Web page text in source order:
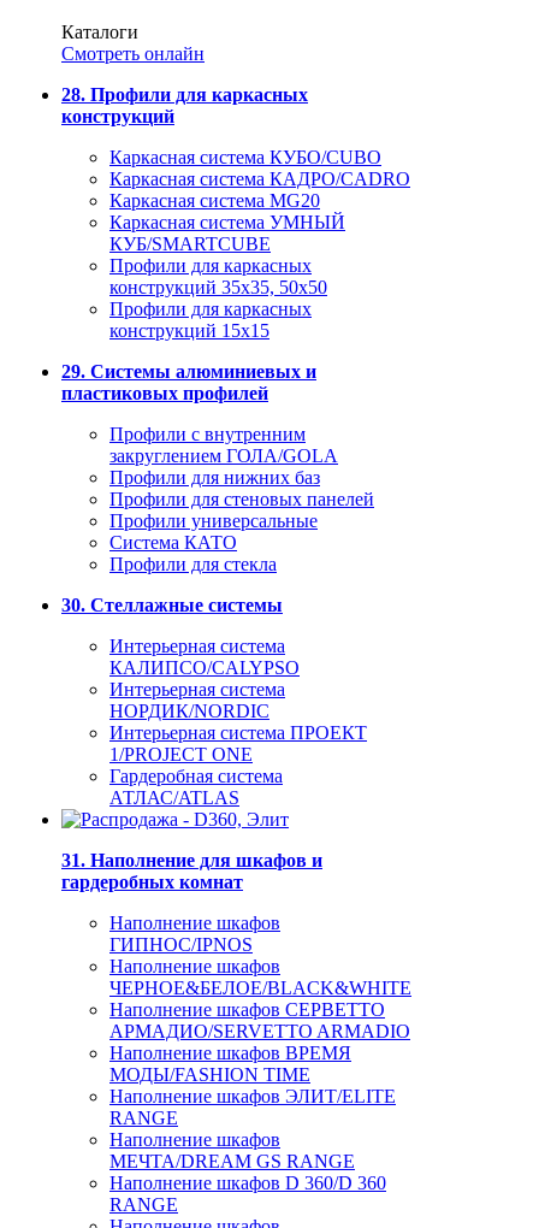
Каталоги
Смотреть онлайн
28. Профили для каркасных
конструкций
Каркасная система КУБО/CUBO
Каркасная система КАДРО/CADRO
Каркасная система MG20
Каркасная система УМНЫЙ
КУБ/SMARTCUBE
Профили для каркасных
конструкций 35x35, 50x50
Профили для каркасных
конструкций 15х15
29. Системы алюминиевых и
пластиковых профилей
Профили с внутренним
закруглением ГОЛА/GOLA
Профили для нижних баз
Профили для стеновых панелей
Профили универсальные
Система КАТО
Профили для стекла
30. Стеллажные системы
Интерьерная система
КАЛИПСО/CALYPSO
Интерьерная система
НОРДИК/NORDIC
Интерьерная система ПРОЕКТ
1/PROJECT ONE
Гардеробная система
АТЛАС/ATLAS
31. Наполнение для шкафов и
гардеробных комнат
Наполнение шкафов
ГИПНОС/IPNOS
Наполнение шкафов
ЧЕРНОЕ&БЕЛОЕ/BLACK&WHITE
Наполнение шкафов СЕРВЕТТО
АРМАДИО/SERVETTO ARMADIO
Наполнение шкафов ВРЕМЯ
МОДЫ/FASHION TIME
Наполнение шкафов ЭЛИТ/ELITE
RANGE
Наполнение шкафов
МЕЧТА/DREAM GS RANGE
Наполнение шкафов D 360/D 360
RANGE